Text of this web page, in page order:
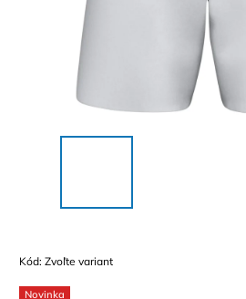
Kód: Zvoľte variant
Novinka